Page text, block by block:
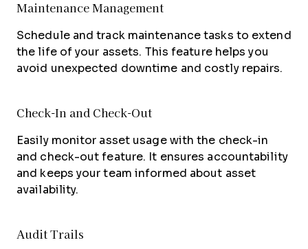
Maintenance Management
Schedule and track maintenance tasks to extend
the life of your assets. This feature helps you
avoid unexpected downtime and costly repairs.
Check-In and Check-Out
Easily monitor asset usage with the check-in
and check-out feature. It ensures accountability
and keeps your team informed about asset
availability.
Audit Trails